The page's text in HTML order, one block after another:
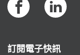
訂閱電子快訊